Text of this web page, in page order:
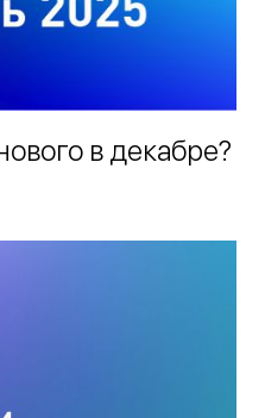
в декабре?